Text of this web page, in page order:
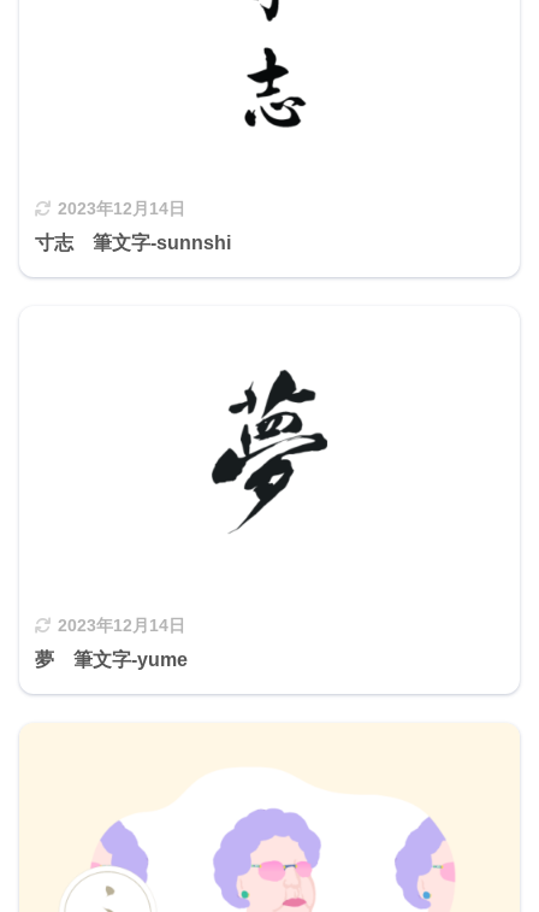
2023年12月14日
寸志 筆文字-sunnshi
2023年12月14日
夢 筆文字-yume